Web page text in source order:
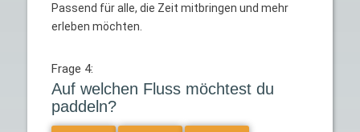
Passend für alle, die Zeit mitbringen und mehr
erleben möchten.
Frage 4:
Auf welchen Fluss möchtest du
paddeln?